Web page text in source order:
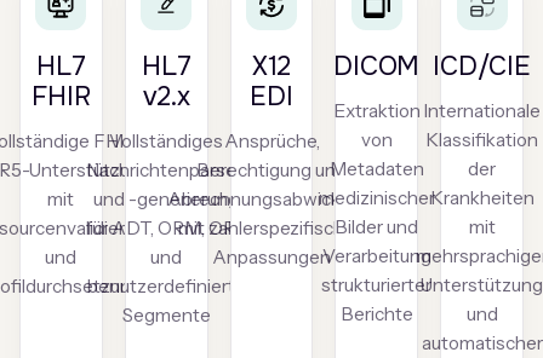
HL7
FHIR
FHIR
Unterstützung
mit
und
HL7
v2.x
Vollständiges
Nachrichtenparsen
und -generierung
für ADT, ORM, ORU
und
benutzerdefinierte
Segmente
X12
EDI
Ansprüche,
Berechtigung und
Abrechnungsabwicklung
mit zahlerspezifischen
Anpassungen
DICOM
Extraktion
von
Metadaten
medizinischer
Bilder und
Verarbeitung
strukturierter
Berichte
ICD/CIE
Internationale
Klassifikation
der
Krankheiten
mit
Unterstützung
und
automatischer